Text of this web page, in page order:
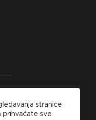
stranice
prihvaćate sve